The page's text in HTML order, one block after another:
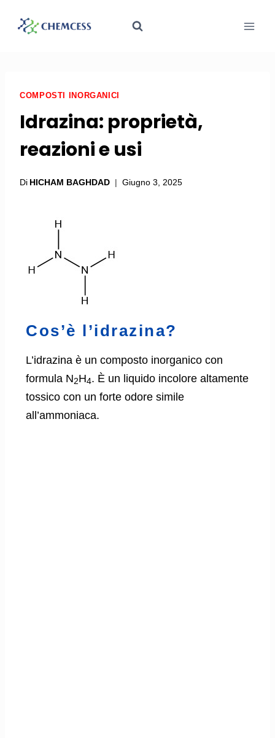
COMPOSTI INORGANICI
Idrazina: proprietà,
reazioni e usi
Di HICHAM BAGHDAD Giugno 3, 2025
Cos’è l’idrazina?
L’idrazina è un composto inorganico con
formula N2H4. È un liquido incolore altamente
tossico con un forte odore simile
all’ammoniaca.